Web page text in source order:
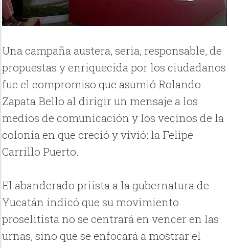
Una campaña austera, seria, responsable, de
propuestas y enriquecida por los ciudadanos
fue el compromiso que asumió Rolando
Zapata Bello al dirigir un mensaje a los
medios de comunicación y los vecinos de la
colonia en que creció y vivió: la Felipe
Carrillo Puerto.
El abanderado priista a la gubernatura de
Yucatán indicó que su movimiento
proselitista no se centrará en vencer en las
urnas, sino que se enfocará a mostrar el